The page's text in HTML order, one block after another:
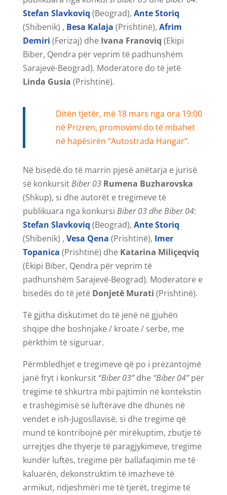
Stefan Slavkoviq (Beograd), Ante Storiq
(Shibenik) , Besa Kalaja (Prishtinë), Afrim
Demiri (Ferizaj) dhe Ivana Franoviq (Ekipi
Biber, Qendra për veprim të padhunshëm
Sarajevë-Beograd). Moderatore do të jetë
Linda Gusia (Prishtinë).
Ditën tjetër, më 18 mars nga ora 19:00
në Prizren, promovimi do të mbahet
në hapësirën “Autostrada Hangar”.
Në bisedë do të marrin pjesë anëtarja e jurisë
së konkursitBiber 03 Rumena Buzharovska
(Shkup), si dhe autorët e tregimeve të
publikuara nga konkursi Biber 03 dhe Biber 04:
Stefan Slavkoviq (Beograd), Ante Storiq
(Shibenik) , Vesa Qena (Prishtinë), Imer
Topanica (Prishtinë) dhe Katarina Miliçeqviq
(Ekipi Biber, Qendra për veprim të
padhunshëm Sarajevë-Beograd). Moderatore e
bisedës do të jetë Donjetë Murati (Prishtinë).
Të gjitha diskutimet do të jenë në gjuhën
shqipe dhe boshnjake / kroate / serbe, me
përkthim të siguruar.
Përmbledhjet e tregimeve që po i prezantojmë
janë fryt i konkursit “Biber 03”dhe “Biber 04”për
tregime të shkurtra mbi pajtimin në kontekstin
e trashëgimisë së luftërave dhe dhunës në
vendet e ish-Jugosllavisë, si dhe tregime që
mund të kontribojnë për mirëkuptim, zbutje të
urrejtjes dhe thyerje të paragjykimeve, tregime
kundër luftës, tregime për ballafaqimin me të
kaluarën, dekonstruktim të imazheve të
armikut, ndjeshmëri me të tjerët, tregime të